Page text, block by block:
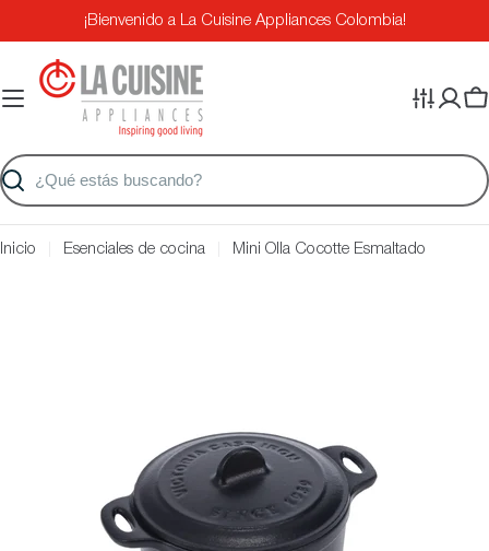
al
contenido
¡Bienvenido a La Cuisine Appliances Colombia!
Buscar
Inicio Esenciales de cocina Mini Olla Cocotte Esmaltado